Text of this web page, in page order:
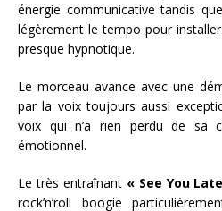
énergie communicative tandis que
légèrement le tempo pour
presque hypnotique.
Le morceau avance avec une
par la voix toujours aussi
voix qui n’a rien perdu de sa
émotionnel.
Le très entraînant « See You
rock’n’roll boogie